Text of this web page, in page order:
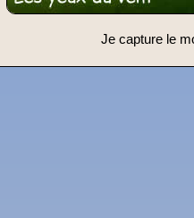
Je capture le